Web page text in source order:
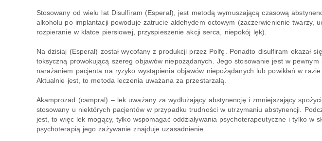
Stosowany od wielu lat Disulfiram (Esperal), jest metodą wymuszającą czasową
alkoholu po implantacji powoduje zatrucie aldehydem octowym (zaczerwienienie twarzy,
rozpieranie w klatce piersiowej, przyspieszenie akcji serca, niepokój lęk).
Na dzisiaj (Esperal) został wycofany z produkcji przez Polfę. Ponadto disulfiram okazał
toksyczną prowokującą szereg objawów niepożądanych. Jego stosowanie jest w pewnym
narażaniem pacjenta na ryzyko wystąpienia objawów niepożądanych lub powikłań w razie
Aktualnie jest, to metoda leczenia uważana za przestarzałą.
Akamprozad (campral) – lek uważany za wydłużający abstynencję i zmniejszający
stosowany u niektórych pacjentów w przypadku trudności w utrzymaniu abstynencji.
jest, to więc lek mogący, tylko wspomagać oddziaływania psychoterapeutyczne i tylko w
psychoterapią jego zażywanie znajduje uzasadnienie.